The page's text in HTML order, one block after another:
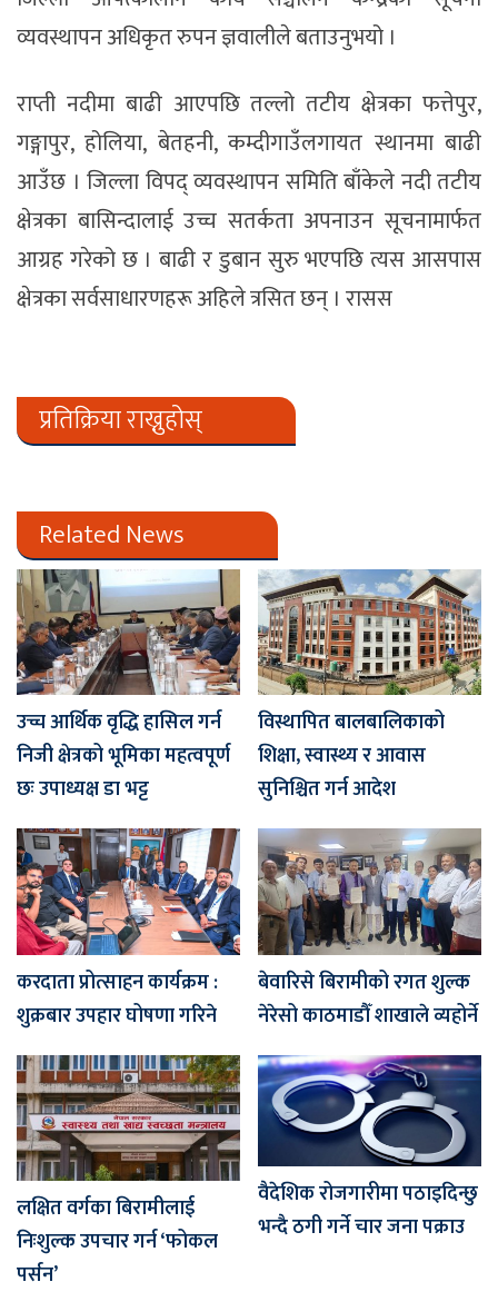
व्यवस्थापन अधिकृत रुपन ज्ञवालीले बताउनुभयो ।
राप्ती नदीमा बाढी आएपछि तल्लो तटीय क्षेत्रका फत्तेपुर,
गङ्गापुर, होलिया, बेतहनी, कम्दीगाउँलगायत स्थानमा बाढी
आउँछ । जिल्ला विपद् व्यवस्थापन समिति बाँकेले नदी तटीय
क्षेत्रका बासिन्दालाई उच्च सतर्कता अपनाउन सूचनामार्फत
आग्रह गरेको छ । बाढी र डुबान सुरु भएपछि त्यस आसपास
क्षेत्रका सर्वसाधारणहरू अहिले त्रसित छन् । रासस
प्रतिक्रिया राख्नुहोस्
Related News
उच्च आर्थिक वृद्धि हासिल गर्न
निजी क्षेत्रको भूमिका महत्वपूर्ण
छः उपाध्यक्ष डा भट्ट
विस्थापित बालबालिकाको
शिक्षा, स्वास्थ्य र आवास
सुनिश्चित गर्न आदेश
करदाता प्रोत्साहन कार्यक्रम :
शुक्रबार उपहार घोषणा गरिने
बेवारिसे बिरामीको रगत शुल्क
नेरेसो काठमाडौँ शाखाले व्यहोर्ने
लक्षित वर्गका बिरामीलाई
निःशुल्क उपचार गर्न ‘फोकल
पर्सन’
वैदेशिक रोजगारीमा पठाइदिन्छु
भन्दै ठगी गर्ने चार जना पक्राउ